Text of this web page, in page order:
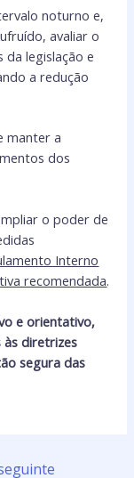
noturno e,
avaliar o
legislação e
a redução
manter a
dos
o poder de
Interno
recomendada.
e orientativo,
diretrizes
segura das